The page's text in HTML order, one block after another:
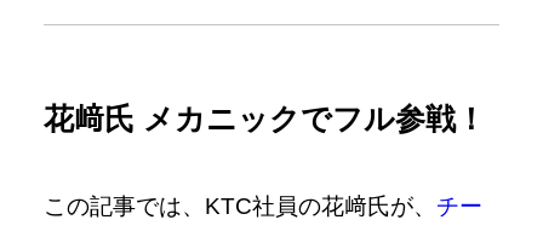
花﨑氏 メカニックでフル参戦！
この記事では、KTC社員の花﨑氏が、 チー